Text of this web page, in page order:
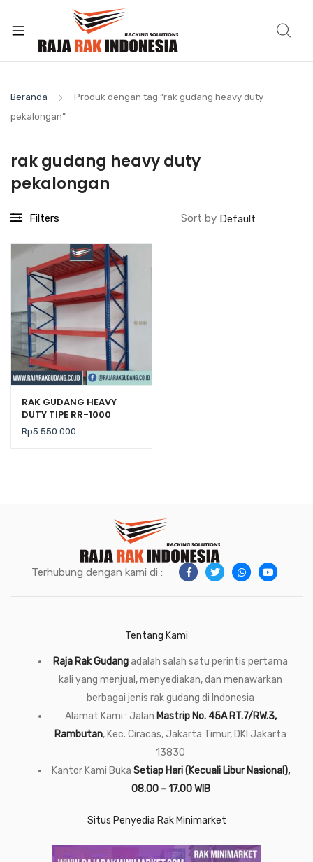
Beranda
Produk dengan tag “rak gudang heavy duty
pekalongan”
rak gudang heavy duty
pekalongan
Filters Sort by
RAK GUDANG HEAVY
DUTY TIPE RR-1000
Rp5.550.000
Terhubung dengan kami di :
Tentang Kami
Raja Rak Gudangadalah salah satu perintis pertama
kali yang menjual, menyediakan, dan menawarkan
berbagai jenis rak gudang di Indonesia
Alamat Kami : Jalan Mastrip No. 45A RT.7/RW.3,
Rambutan, Kec. Ciracas, Jakarta Timur, DKI Jakarta
13830
Kantor Kami Buka Setiap Hari (Kecuali Libur Nasional),
08.00 – 17.00 WIB
Situs Penyedia Rak Minimarket